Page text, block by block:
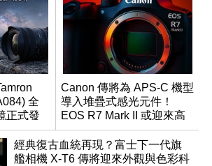
全
正式發
Canon 傳將為 APS-C 機型
導入堆疊式感光元件！
EOS R7 Mark II 或迎來高
速讀出升級
經典復古血統再現？富士下一代旗
艦相機 X-T6 傳將迎來外觀與色彩科